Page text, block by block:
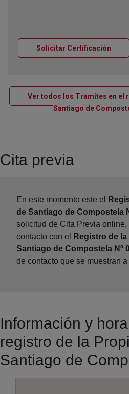
Solicitar Certificación
Ver todos los Tramites en el
Santiago de
Cita previa
En este momento este el
de Santiago de Compostela
solicitud de Cita Previa
contacto con el
Registro de
Santiago de Compostela Nº
de contacto que se muestran
Información y
registro de la
Santiago de